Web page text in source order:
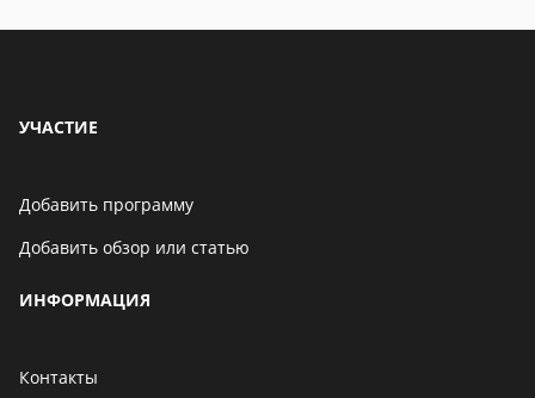
УЧАСТИЕ
Добавить программу
Добавить обзор или статью
ИНФОРМАЦИЯ
Контакты